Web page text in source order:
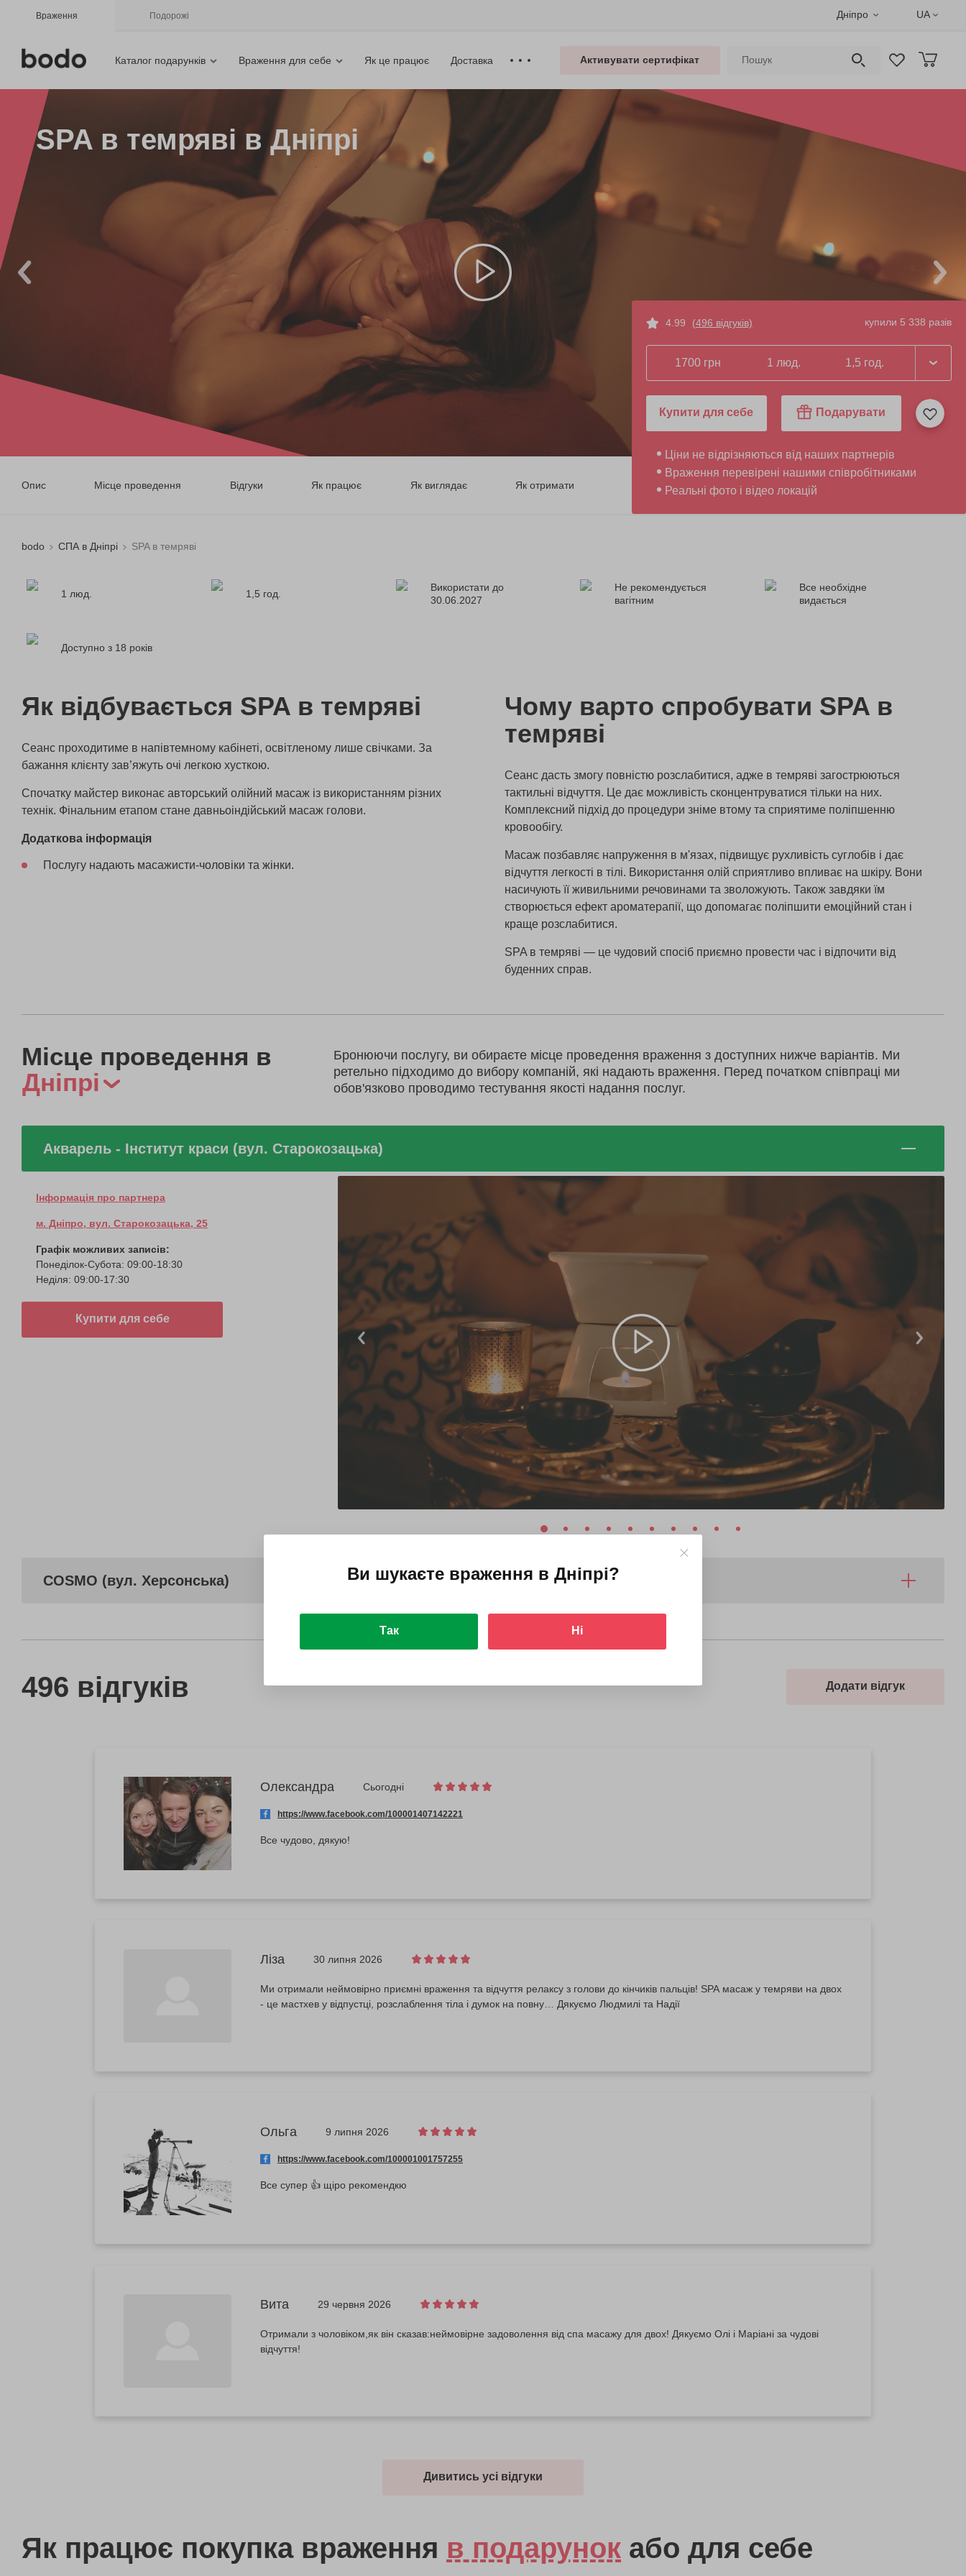
Враження Подорожі Дніпро UA
Каталог подарунків Враження для себе Як це працює Доставка Активувати сертифікат
SPA в темряві в Дніпрі
Опис Місце проведення Відгуки Як працює Як виглядає Як отримати
4.99 (496 відгуків) купили 5 338 разів
1700 грн 1 люд. 1,5 год.
Купити для себе Подарувати
Ціни не відрізняються від наших партнерів
Враження перевірені нашими співробітниками
Реальні фото і відео локацій
bodo СПА в Дніпрі SPA в темряві
1 люд. 1,5 год.
Використати до
30.06.2027
Не рекомендується
вагітним
Все необхідне
видається
Доступно з 18 років
Як відбувається SPA в темряві
Сеанс проходитиме в напівтемному кабінеті, освітленому лише свічками. За
бажання клієнту зав’яжуть очі легкою хусткою.
Спочатку майстер виконає авторський олійний масаж із використанням різних
технік. Фінальним етапом стане давньоіндійський масаж голови.
Додаткова інформація
Послугу надають масажисти-чоловіки та жінки.
Чому варто спробувати SPA в
темряві
Сеанс дасть змогу повністю розслабитися, адже в темряві загострюються
тактильні відчуття. Це дає можливість сконцентруватися тільки на них.
Комплексний підхід до процедури зніме втому та сприятиме поліпшенню
кровообігу.
Масаж позбавляє напруження в м'язах, підвищує рухливість суглобів і дає
відчуття легкості в тілі. Використання олій сприятливо впливає на шкіру. Вони
насичують її живильними речовинами та зволожують. Також завдяки їм
створюється ефект ароматерапії, що допомагає поліпшити емоційний стан і
краще розслабитися.
SPA в темряві — це чудовий спосіб приємно провести час і відпочити від
буденних справ.
Місце проведення в
Дніпрі
Бронюючи послугу, ви обираєте місце проведення враження з доступних нижче варіантів. Ми
ретельно підходимо до вибору компаній, які надають враження. Перед початком співпраці ми
обов'язково проводимо тестування якості надання послуг.
Акварель - Інститут краси (вул. Старокозацька)
Інформація про партнера
м. Дніпро, вул. Старокозацька, 25
Графік можливих записів:
Понеділок-Субота: 09:00-18:30
Неділя: 09:00-17:30
Купити для себе
COSMO (вул. Херсонська)
496 відгуків Додати відгук
Олександра Сьогодні
https://www.facebook.com/100001407142221
Все чудово, дякую!
Ліза 30 липня 2026
Ми отримали неймовірно приємні враження та відчуття релаксу з голови до кінчиків пальців! SPA масаж у темряви на двох
- це мастхев у відпустці, розслаблення тіла і думок на повну… Дякуємо Людмилі та Надії
Ольга 9 липня 2026
https://www.facebook.com/100001001757255
Все супер 👍 щіро рекомендкю
Вита 29 червня 2026
Отримали з чоловіком,як він сказав:неймовірне задоволення від спа масажу для двох! Дякуємо Олі і Маріані за чудові
відчуття!
Дивитись усі відгуки
Як працює покупка враження в подарунок або для себе
Ви шукаєте враження в Дніпрі?
Так Ні